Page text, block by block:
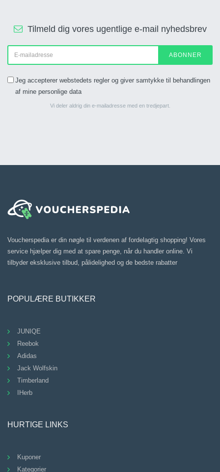
Tilmeld dig vores ugentlige e-mail nyhedsbrev
ABONNER
Jeg accepterer webstedets regler og giver samtykke til behandlingen
af mine personlige data
Vi deler aldrig din e-mailadresse med en tredjepart.
Voucherspedia er din nøgle til verdenen af fordelagtig shopping! Vores
service hjælper dig med at spare penge, når du handler online. Vi
tilbyder eksklusive tilbud, pålidelighed og de bedste rabatter
POPULÆRE BUTIKKER
JUNIQE
Reebok
Adidas
Jack Wolfskin
Timberland
IHerb
HURTIGE LINKS
Kuponer
Kategorier